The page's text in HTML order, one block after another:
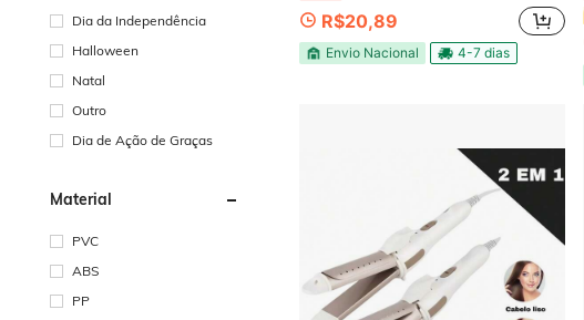
Dia da Independência
Halloween
Natal
Outro
Dia de Ação de Graças
Material
PVC
ABS
PP
R$20,89
Envio Nacional 4-7 dias